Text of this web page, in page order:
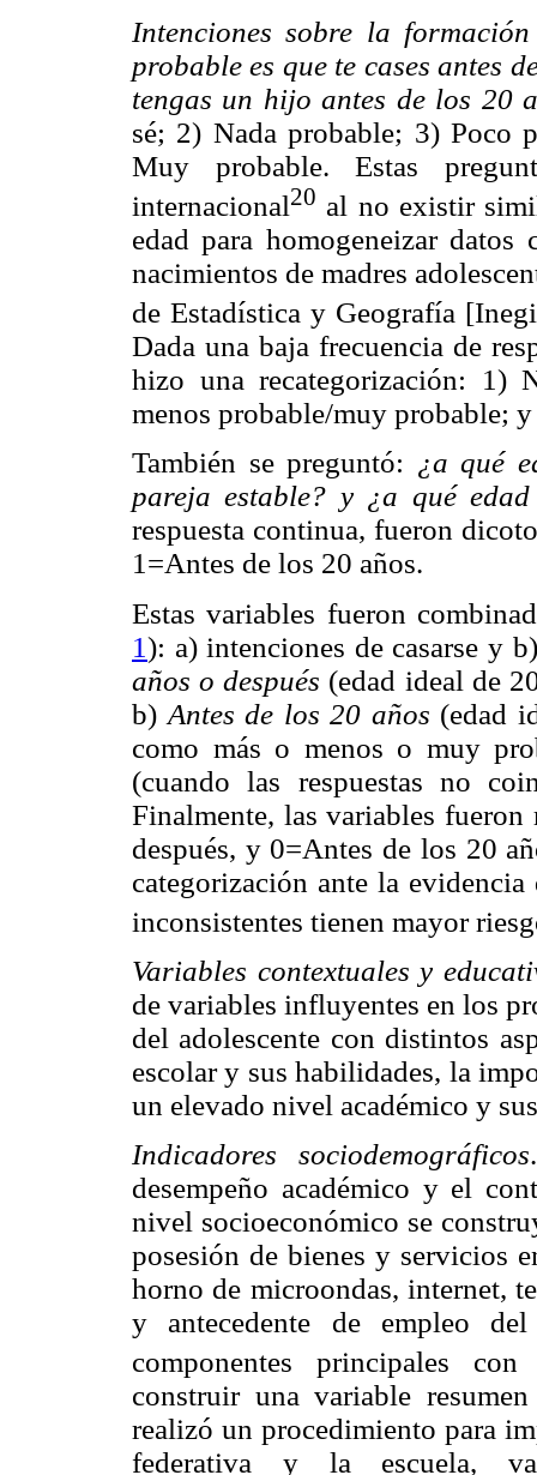
Intenciones sobre la
probable es que te cases antes
tengas un hijo antes de los 20
sé; 2) Nada probable; 3) Poco
Muy probable. Estas
internacional20 al no existir
edad para homogeneizar
nacimientos de madres
de Estadística y Geografía
Dada una baja frecuencia de
hizo una recategorización: 1)
menos probable/muy probable;
También se preguntó: ¿a qué
pareja estable? y ¿a qué
respuesta continua, fueron
1=Antes de los 20 años.
Estas variables fueron
1): a) intenciones de casarse y
años o después (edad ideal de
b) Antes de los 20 años (edad
como más o menos o muy
(cuando las respuestas no
Finalmente, las variables
después, y 0=Antes de los 20
categorización ante la evidencia
inconsistentes tienen mayor
Variables contextuales y
de variables influyentes en los
del adolescente con distintos
escolar y sus habilidades, la
un elevado nivel académico y
Indicadores sociodemográficos
desempeño académico y el
nivel socioeconómico se
posesión de bienes y servicios
horno de microondas, internet,
y antecedente de empleo
componentes principales
construir una variable
realizó un procedimiento para
federativa y la escuela,